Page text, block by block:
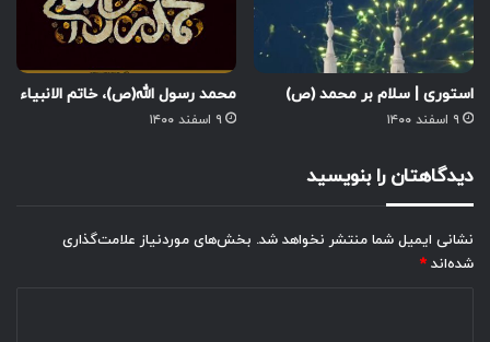
استوری | سلام بر محمد (ص)
۹ اسفند ۱۴۰۰
محمد رسول الله(ص)، خاتم الانبیاء
۹ اسفند ۱۴۰۰
دیدگاهتان را بنویسید
نشانی ایمیل شما منتشر نخواهد شد. بخش‌های موردنیاز علامت‌گذاری
شده‌اند *